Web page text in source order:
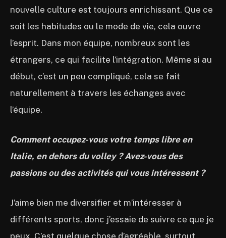
nouvelle culture est toujours enrichissant. Que ce
soit les habitudes ou le mode de vie, cela ouvre
l’esprit. Dans mon équipe, nombreux sont les
étrangers, ce qui facilite l’intégration. Même si au
début, c’est un peu compliqué, cela se fait
naturellement à travers les échanges avec
l’équipe.
Comment occupez-vous votre temps libre en
Italie, en dehors du volley ? Avez-vous des
passions ou des activités qui vous intéressent ?
J’aime bien me diversifier et m’intéresser à
différents sports, donc j’essaie de suivre ce que je